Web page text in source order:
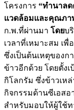
โครงการ “ทำนาล
แวดล้อมและคุณภา
ก.พ.ที่ผ่านมา โดยบ
เวลาที่เหมาะสม เพื่
ซึ่งเป็นต้นเหตุของก
ข้าวอีกด้วย โดยตั้ง
กิโลกรัม ซึ่งข้าวเห
กิจกรรมด้านซีเอสอ
สำหรับมอบให้ผู้ใช้